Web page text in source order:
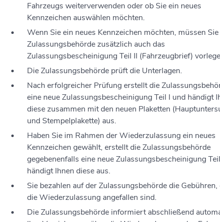
Fahrzeugs weiterverwenden oder ob Sie ein neues
Kennzeichen auswählen möchten.
Wenn Sie ein neues Kennzeichen möchten, müssen
Zulassungsbehörde zusätzlich auch das
Zulassungsbescheinigung Teil II (Fahrzeugbrief)
Die Zulassungsbehörde prüft die Unterlagen.
Nach erfolgreicher Prüfung erstellt die
eine neue Zulassungsbescheinigung Teil I und händigt
diese zusammen mit den neuen Plaketten
und Stempelplakette) aus.
Haben Sie im Rahmen der Wiederzulassung ein neues
Kennzeichen gewählt, erstellt die Zulassungsbehörde
gegebenenfalls eine neue Zulassungsbescheinigung
händigt Ihnen diese aus.
Sie bezahlen auf der Zulassungsbehörde die
die Wiederzulassung angefallen sind.
Die Zulassungsbehörde informiert abschließend